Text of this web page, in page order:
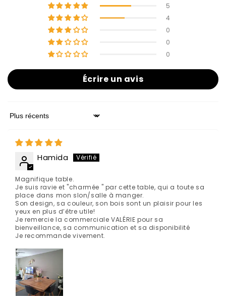
5
4
0
0
0
Écrire un avis
Sort by
Hamida
Magnifique table.
Je suis ravie et "charmée " par cette table, qui a toute sa
place dans mon slon/salle à manger.
Son design, sa couleur, son bois sont un plaisir pour les
yeux en plus d’être utile!
Je remercie la commerciale VALÉRIE pour sa
bienveillance, sa communication et sa disponibilité
Je recommande vivement.